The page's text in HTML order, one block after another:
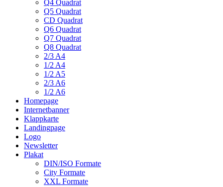
Q4 Quadrat
Q5 Quadrat
CD Quadrat
Q6 Quadrat
Q7 Quadrat
Q8 Quadrat
2/3 A4
1/2 A4
1/2 A5
2/3 A6
1/2 A6
Homepage
Internetbanner
Klappkarte
Landingpage
Logo
Newsletter
Plakat
DIN/ISO Formate
City Formate
XXL Formate